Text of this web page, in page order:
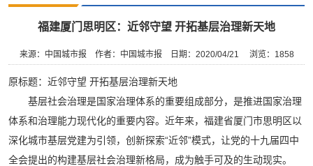
福建厦门思明区：近邻守望 开拓基层治理新天地
来源：中国城市报 作者：中国城市报 日期：2020/04/21 浏览： 1858
原标题：近邻守望 开拓基层治理新天地
基层社会治理是国家治理体系的重要组成部分，是推进国家治理
体系和治理能力现代化的重要内容。近年来，福建省厦门市思明区以
深化城市基层党建为引领，创新探索“近邻”模式，让党的十九届四中
全会提出的构建基层社会治理新格局，成为触手可及的生动现实。